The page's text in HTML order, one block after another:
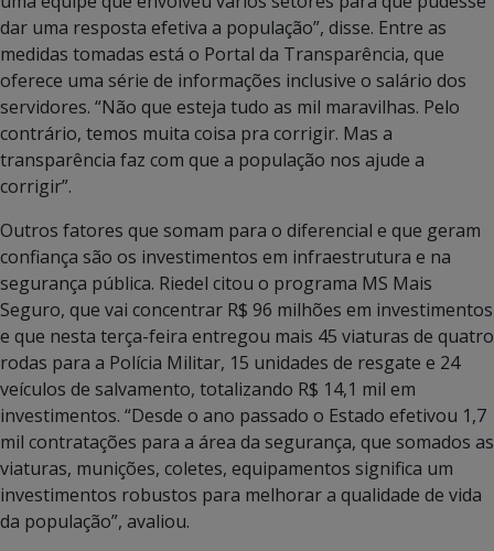
dar uma resposta efetiva a população”, disse. Entre as
medidas tomadas está o Portal da Transparência, que
oferece uma série de informações inclusive o salário dos
servidores. “Não que esteja tudo as mil maravilhas. Pelo
contrário, temos muita coisa pra corrigir. Mas a
transparência faz com que a população nos ajude a
corrigir”.
Outros fatores que somam para o diferencial e que geram
confiança são os investimentos em infraestrutura e na
segurança pública. Riedel citou o programa MS Mais
Seguro, que vai concentrar R$ 96 milhões em investimentos
e que nesta terça-feira entregou mais 45 viaturas de quatro
rodas para a Polícia Militar, 15 unidades de resgate e 24
veículos de salvamento, totalizando R$ 14,1 mil em
investimentos. “Desde o ano passado o Estado efetivou 1,7
mil contratações para a área da segurança, que somados as
viaturas, munições, coletes, equipamentos significa um
investimentos robustos para melhorar a qualidade de vida
da população”, avaliou.